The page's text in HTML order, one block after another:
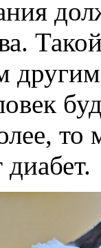
то
диабет.